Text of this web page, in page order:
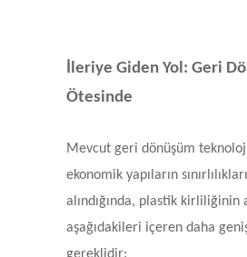
İleriye Giden Yol: Geri
Ötesinde
Mevcut geri dönüşüm
ekonomik yapıların
alındığında, plastik kirliliğinin
aşağıdakileri içeren daha
gereklidir: